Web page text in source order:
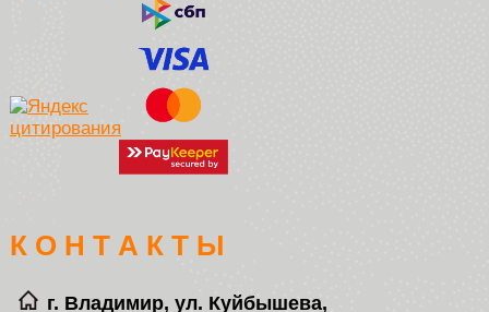
К О Н Т А К Т Ы
г. Владимир, ул. Куйбышева,